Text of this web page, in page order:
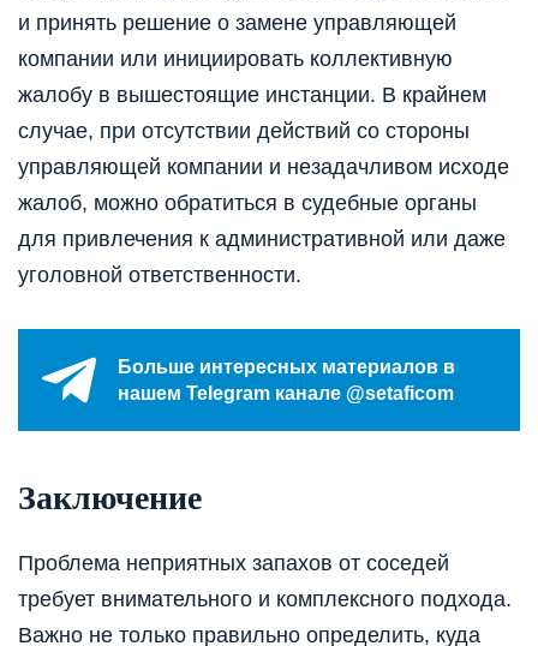
и принять решение о замене управляющей
компании или инициировать коллективную
жалобу в вышестоящие инстанции. В крайнем
случае, при отсутствии действий со стороны
управляющей компании и незадачливом исходе
жалоб, можно обратиться в судебные органы
для привлечения к административной или даже
уголовной ответственности.
Больше интересных материалов в
нашем Telegram канале @setaficom
Заключение
Проблема неприятных запахов от соседей
требует внимательного и комплексного подхода.
Важно не только правильно определить, куда